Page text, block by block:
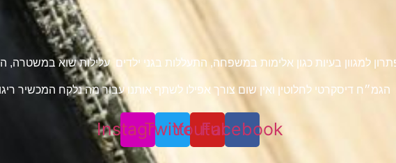
למגוון בעיות כגון אלימות במשפחה, התעללות בגני ילדים עלילות שוא
הגמ״ח דיסקרטי לחלוטין ואין שום צורך אפילו לשתף אותנו עבור מה נלקח המכשיר
Facebook
Youtube
Twitter
Instagram